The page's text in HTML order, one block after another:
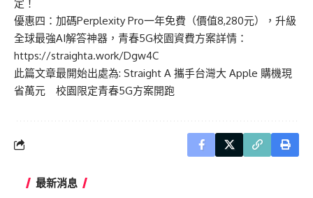
定！
優惠四：加碼Perplexity Pro一年免費（價值8,280元），升級
全球最強AI解答神器，青春5G校園資費方案詳情：
https://straighta.work/Dgw4C
此篇文章最開始出處為: Straight A 攜手台灣大 Apple 購機現
省萬元 校園限定青春5G方案開跑
最新消息